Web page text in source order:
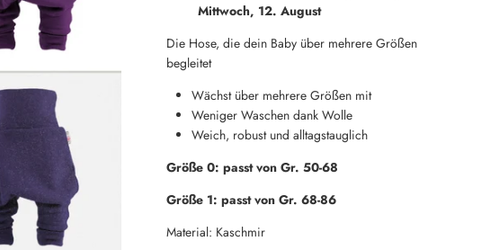
Mittwoch, 12. August
Die Hose, die dein Baby über mehrere Größen
begleitet
Wächst über mehrere Größen mit
Weniger Waschen dank Wolle
Weich, robust und alltagstauglich
Größe 0: passt von Gr. 50-68
Größe 1: passt von Gr. 68-86
Material: Kaschmir